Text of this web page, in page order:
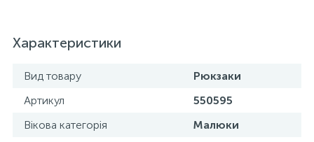
Характеристики
Вид товару
Рюкзаки
Артикул
550595
Вікова категорія
Малюки